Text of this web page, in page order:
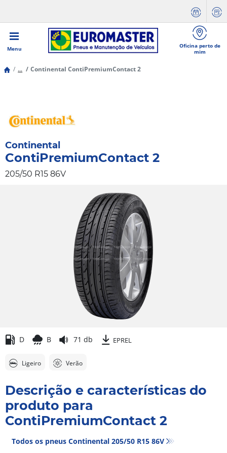
Menu
Oficina perto de
mim
... Continental ContiPremiumContact 2
Continental
ContiPremiumContact 2
205/50 R15 86V
D B 71 db EPREL
Ligeiro Verão
Descrição e características do
produto para
ContiPremiumContact 2
Todos os pneus Continental 205/50 R15 86V